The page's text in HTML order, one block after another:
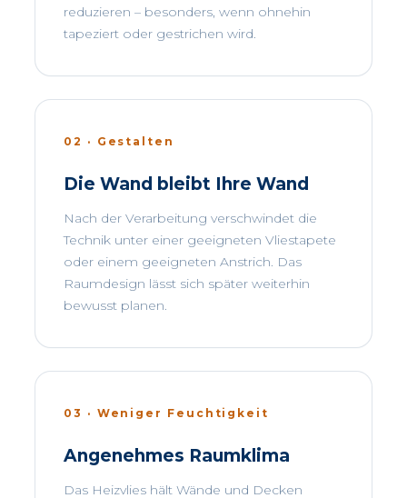
reduzieren – besonders, wenn ohnehin
tapeziert oder gestrichen wird.
02 · Gestalten
Die Wand bleibt Ihre Wand
Nach der Verarbeitung verschwindet die
Technik unter einer geeigneten Vliestapete
oder einem geeigneten Anstrich. Das
Raumdesign lässt sich später weiterhin
bewusst planen.
03 · Weniger Feuchtigkeit
Angenehmes Raumklima
Das Heizvlies hält Wände und Decken